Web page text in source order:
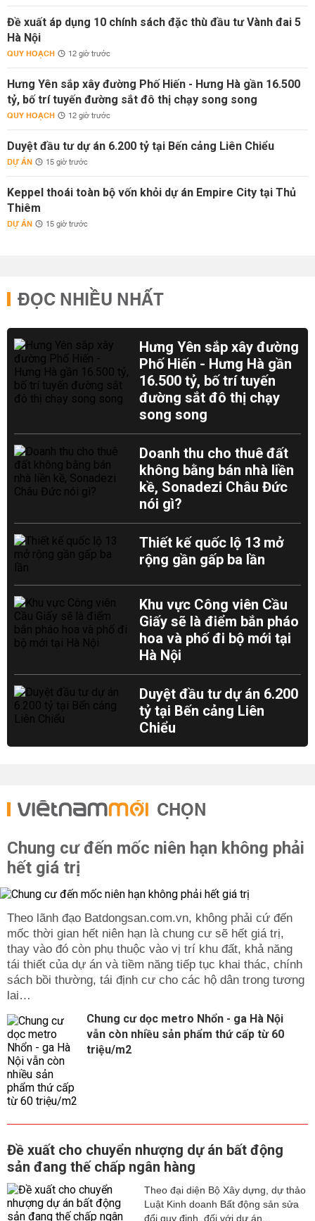
Đề xuất áp dụng 10 chính sách đặc thù đầu tư Vành đai 5
Hà Nội
QUY HOẠCH 12 giờ trước
Hưng Yên sắp xây đường Phố Hiến - Hưng Hà gần 16.500
tỷ, bố trí tuyến đường sắt đô thị chạy song song
QUY HOẠCH 12 giờ trước
Duyệt đầu tư dự án 6.200 tỷ tại Bến cảng Liên Chiểu
DỰ ÁN 15 giờ trước
Keppel thoái toàn bộ vốn khỏi dự án Empire City tại Thủ
Thiêm
DỰ ÁN 15 giờ trước
ĐỌC NHIỀU NHẤT
Hưng Yên sắp xây đường
Phố Hiến - Hưng Hà gần
16.500 tỷ, bố trí tuyến
đường sắt đô thị chạy
song song
Doanh thu cho thuê đất
không bằng bán nhà liền
kề, Sonadezi Châu Đức
nói gì?
Thiết kế quốc lộ 13 mở
rộng gần gấp ba lần
Khu vực Công viên Cầu
Giấy sẽ là điểm bắn pháo
hoa và phố đi bộ mới tại
Hà Nội
Duyệt đầu tư dự án 6.200
tỷ tại Bến cảng Liên
Chiểu
CHỌN
Chung cư đến mốc niên hạn không phải
hết giá trị
Theo lãnh đạo Batdongsan.com.vn, không phải cứ đến
mốc thời gian hết niên hạn là chung cư sẽ hết giá trị,
thay vào đó còn phụ thuộc vào vị trí khu đất, khả năng
tái thiết của dự án và tiềm năng tiếp tục khai thác, chính
sách bồi thường, tái định cư cho các hộ dân trong tương
lai…
Chung cư dọc metro Nhổn - ga Hà Nội
vẫn còn nhiều sản phẩm thứ cấp từ 60
triệu/m2
Đề xuất cho chuyển nhượng dự án bất động
sản đang thế chấp ngân hàng
Theo đại diện Bộ Xây dựng, dự thảo
Luật Kinh doanh Bất động sản sửa
đổi quy định, đối với dự án...